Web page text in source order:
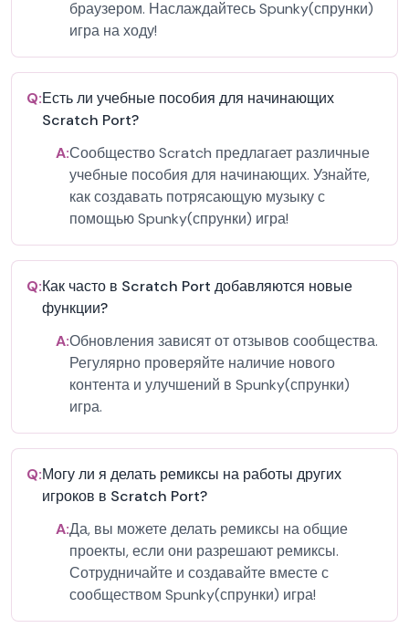
браузером. Наслаждайтесь Spunky(спрунки)
игра на ходу!
Q:Есть ли учебные пособия для начинающих
Scratch Port?
A:Сообщество Scratch предлагает различные
учебные пособия для начинающих. Узнайте,
как создавать потрясающую музыку с
помощью Spunky(спрунки) игра!
Q:Как часто в Scratch Port добавляются новые
функции?
A:Обновления зависят от отзывов сообщества.
Регулярно проверяйте наличие нового
контента и улучшений в Spunky(спрунки)
игра.
Q:Могу ли я делать ремиксы на работы других
игроков в Scratch Port?
A:Да, вы можете делать ремиксы на общие
проекты, если они разрешают ремиксы.
Сотрудничайте и создавайте вместе с
сообществом Spunky(спрунки) игра!